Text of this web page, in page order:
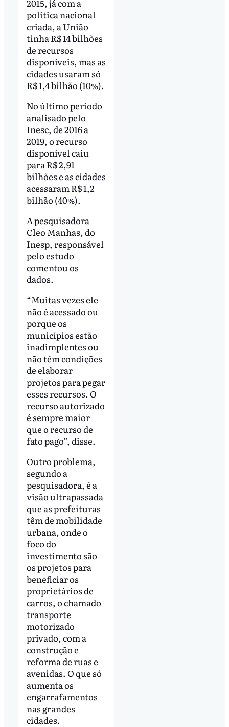
2015, já com a
política nacional
criada, a União
tinha R$ 14 bilhões
de recursos
disponíveis, mas as
cidades usaram só
R$ 1,4 bilhão (10%).
No último período
analisado pelo
Inesc, de 2016 a
2019, o recurso
disponível caiu
para R$ 2,91
bilhões e as cidades
acessaram R$ 1,2
bilhão (40%).
A pesquisadora
Cleo Manhas, do
Inesp, responsável
pelo estudo
comentou os
dados.
“Muitas vezes ele
não é acessado ou
porque os
municípios estão
inadimplentes ou
não têm condições
de elaborar
projetos para pegar
esses recursos. O
recurso autorizado
é sempre maior
que o recurso de
fato pago”, disse.
Outro problema,
segundo a
pesquisadora, é a
visão ultrapassada
que as prefeituras
têm de mobilidade
urbana, onde o
foco do
investimento são
os projetos para
beneficiar os
proprietários de
carros, o chamado
transporte
motorizado
privado, com a
construção e
reforma de ruas e
avenidas. O que só
aumenta os
engarrafamentos
nas grandes
cidades.